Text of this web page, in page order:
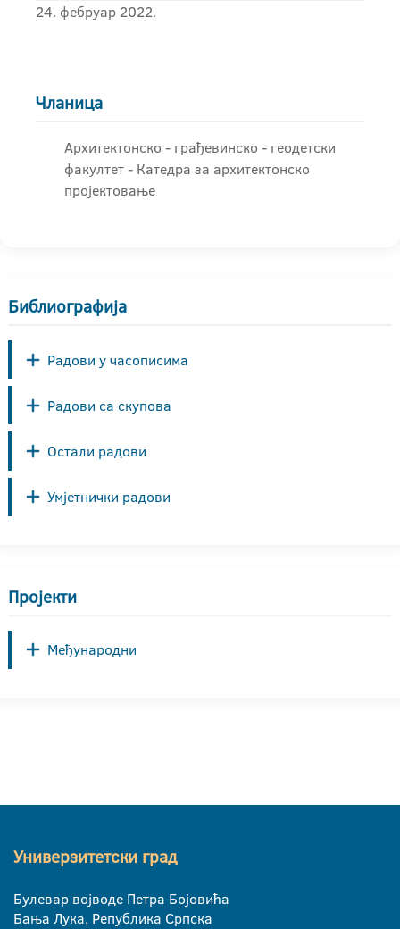
24. фебруар 2022.
Чланица
Архитектонско - грађевинскo - геодетски
факултет - Катедра за архитектонско
пројектовање
Библиографија
Радови у часописима
Радови са скупова
Остали радови
Умјетнички радови
Пројекти
Међународни
Универзитетски град
Булевар војводе Петра Бојовића
Бања Лука, Република Српска